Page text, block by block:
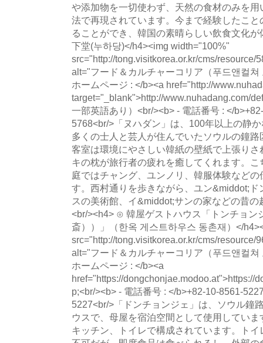
や添加物を一切使わず、天然の食材のみを
法で再現されています。今まで経験したこ
ることができ、韓国の素晴らしい飲食文化
下堂(누하당)</h4><img width="100%"
src="http://tong.visitkorea.or.kr/cms/resource/
alt="フード＆カルチャーコリア（푸드앤컬쳐
ホームページ : </b><a href="http://
target="_blank">http://www.nuhadang.com/
一部英語あり）<br/><b> - 電話番号 : </
5768<br/>「ヌハダン」は、100年以上の静
多くの士人と芸人が住んでいたソウルの鐘
客室は環境にやさしい韓紙の壁紙で上張り
キの枕が旅行者の疲れを癒してくれます。
庭ではチャング、ユンノリ、韓服体験など
す。西村通りを歩きながら、ユン&middot;
スの美術館、イ&middot;サンの家などの昔
<br/><h4> ⊙ 韓屋ゲストハウス「トンチョン
斎））」（한옥 게스트하우스 동촌재）</
src="http://tong.visitkorea.or.kr/cms/resource/
alt="フード＆カルチャーコリア（푸드앤컬쳐
ホームページ : </b><a
href="https://dongchonjae.modoo.at">https://
p;<br/><b> - 電話番号 : </b>+82-10-8561-
5227<br/>「ドンチョンジェ」は、ソウル鐘
ウスで、母屋を宿泊空間として使用してい
キッチン、トイレで構成されています。ト